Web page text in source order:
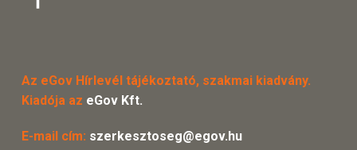
Az eGov Hírlevél tájékoztató, szakmai kiadvány.
Kiadója az eGov Kft.
E-mail cím: szerkesztoseg@egov.hu